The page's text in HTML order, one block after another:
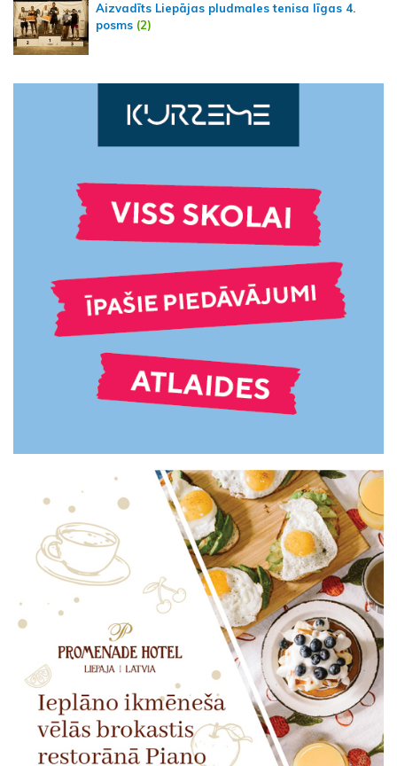
Aizvadīts Liepājas pludmales tenisa līgas 4.
posms (2)